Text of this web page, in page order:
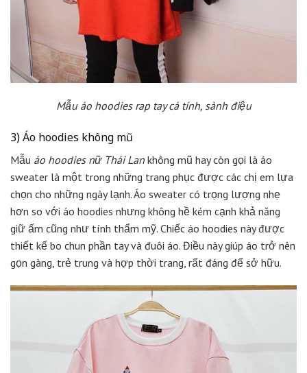
Mẫu áo hoodies rap tay cá tính, sành điệu
3) Áo hoodies không mũ
Mẫu áo hoodies nữ Thái Lan không mũ hay còn gọi là áo
sweater là một trong những trang phục được các chị em lựa
chọn cho những ngày lạnh. Áo sweater có trọng lượng nhẹ
hơn so với áo hoodies nhưng không hề kém cạnh khả năng
giữ ấm cũng như tính thẩm mỹ. Chiếc áo hoodies này được
thiết kế bo chun phần tay và đuôi áo. Điều này giúp áo trở nên
gọn gàng, trẻ trung và hợp thời trang, rất đáng để sở hữu.